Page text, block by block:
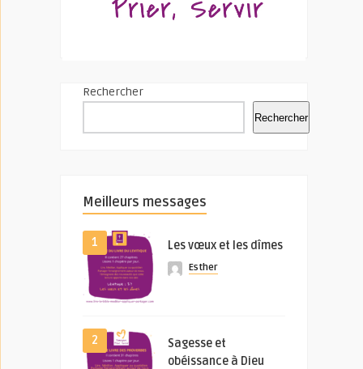
Rechercher
Rechercher
Meilleurs messages
1 Les vœux et les dîmes
Esther
2
Sagesse et
obéissance à Dieu